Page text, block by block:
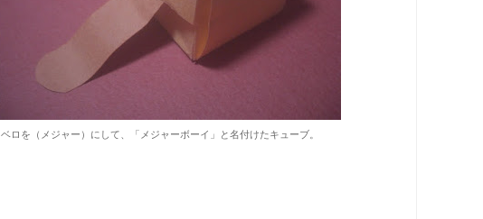
ベロを（メジャー）にして、「メジャーボーイ」と名付けたキューブ。